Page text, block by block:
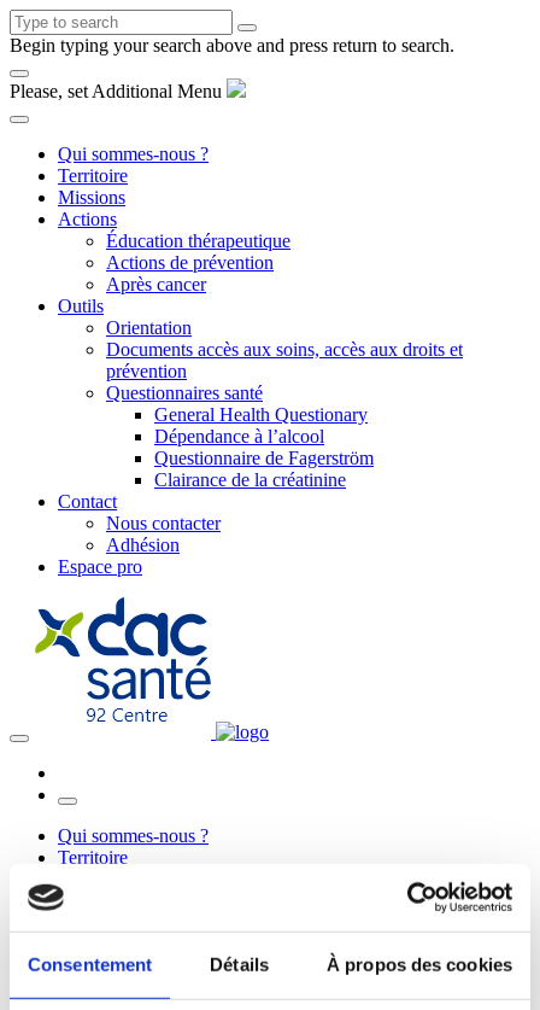
Consentement Détails À propos des cookies
Begin typing your search above and press return to search.
Please, set Additional Menu
Qui sommes-nous ?
Territoire
Missions
Actions
Éducation thérapeutique
Actions de prévention
Après cancer
Outils
Orientation
Documents accès aux soins, accès aux droits et
prévention
Questionnaires santé
General Health Questionary
Dépendance à l’alcool
Questionnaire de Fagerström
Clairance de la créatinine
Contact
Nous contacter
Adhésion
Espace pro
Qui sommes-nous ?
Territoire
Actions
Après cancer